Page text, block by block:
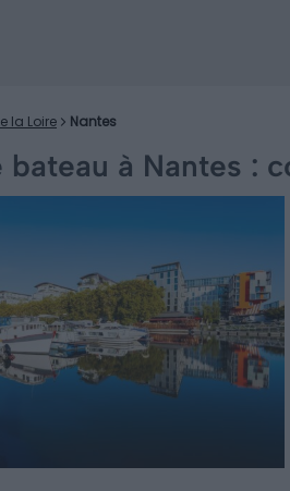
la Loire Nantes
bateau à Nantes :